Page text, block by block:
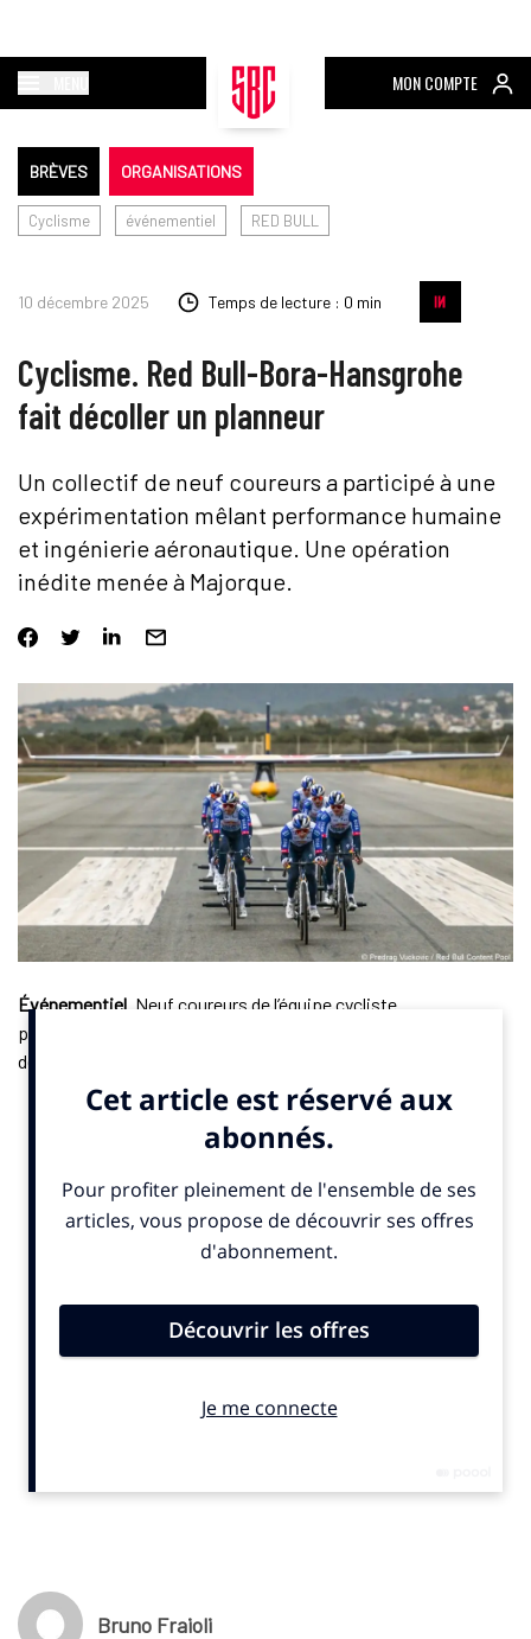
MON COMPTE
BRÈVES ORGANISATIONS
Cyclisme événementiel RED BULL
10 décembre 2025 Temps de lecture : 0 min
Cyclisme. Red Bull-Bora-Hansgrohe
fait décoller un planneur
Un collectif de neuf coureurs a participé à une
expérimentation mêlant performance humaine
et ingénierie aéronautique. Une opération
inédite menée à Majorque.
Événementiel. Neuf coureurs de l’équipe cycliste
professionnelle Red Bull-Bora-Hansgrohe ont réussi à faire
décoller un planneur en le tirant sur une piste d’un aérodrome
autrichien, indique la marque dans un communiquépublié
mercredi 10 décembre 2025. Le groupe a atteint une vitesse de
54 kilomètres par heure en formation serrée pour faire décoller
ont travaillé sur la puissance et l’aérodynamique dans un
protocole imaginé avec l’ingénierie interne de l’équipe. Dan
Bigham évoque un projet “révolutionnaire pour le sport”.
souvent perçu comme individuel.
© SportBusiness.Club – Décembre 2025
Bruno Fraioli